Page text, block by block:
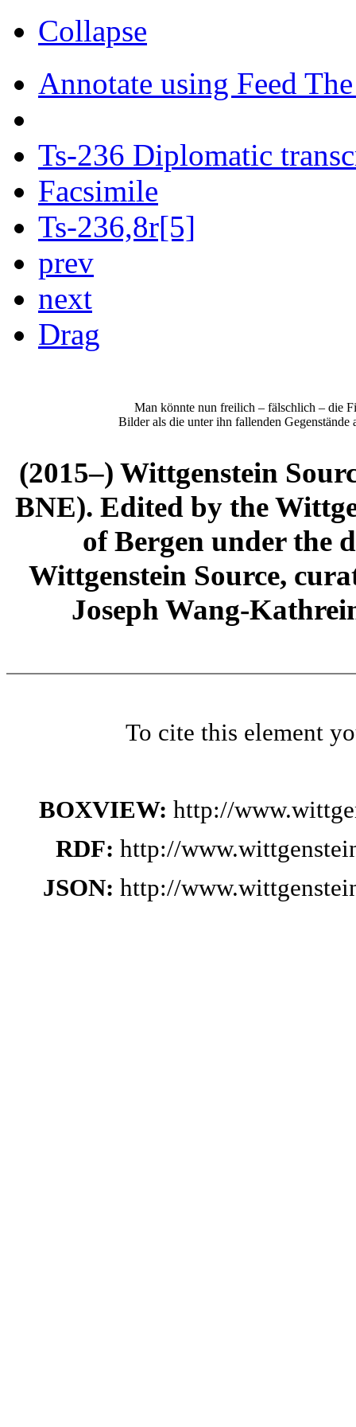
Collapse
Annotate using Feed
Ts-236 Diplomatic
Facsimile
Ts-236,8r[5]
prev
next
Drag
Man könnte nun freilich – fälschlich – die
Bilder als die unter ihn fallenden Gegenstände
(2015–) Wittgenstein
BNE). Edited by the
of Bergen under the
Wittgenstein Source,
Joseph Wang-
To cite this element
BOXVIEW: http://
RDF: http://
JSON: http://